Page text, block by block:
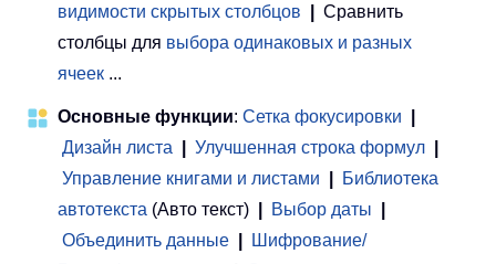
видимости скрытых столбцов
Сравнить
столбцы для выбора одинаковых и разных
ячеек ...
Основные функции: Сетка фокусировки
Дизайн листа
Улучшенная строка формул
Управление книгами и листами
Библиотека
автотекста (Авто текст) Выбор даты
Объединить данные
Шифрование/